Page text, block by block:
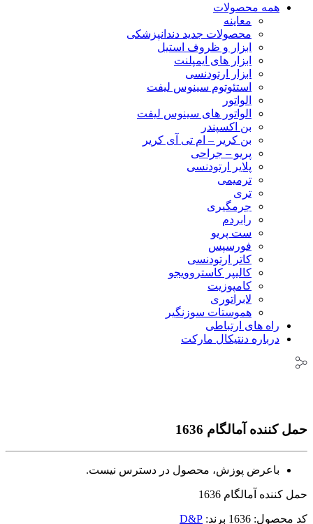
همه محصولات
معاینه
محصولات جدید دندانپزشکی
ابزار و ظروف استیل
ابزار های ایمپلنت
ابزار ارتودنسی
استئوتوم سینوس لیفت
الواتور
الواتور های سینوس لیفت
بن اکسپندر
بن کریر – ام تی آی کریر
پریو – جراحی
پلایر ارتودنسی
ترمیمی
تری
جرمگیری
رابردم
ست پریو
فورسپس
کاتر ارتودنسی
کالیپر کاستروویجو
کامپوزیت
لابراتوری
هموستات سوزنگیر
راه های ارتباطی
درباره دنتیکال مارکت
حمل کننده آمالگام 1636
باعرض پوزش، محصول در دسترس نیست.
حمل کننده آمالگام 1636
کد محصول: 1636 برند: D&P